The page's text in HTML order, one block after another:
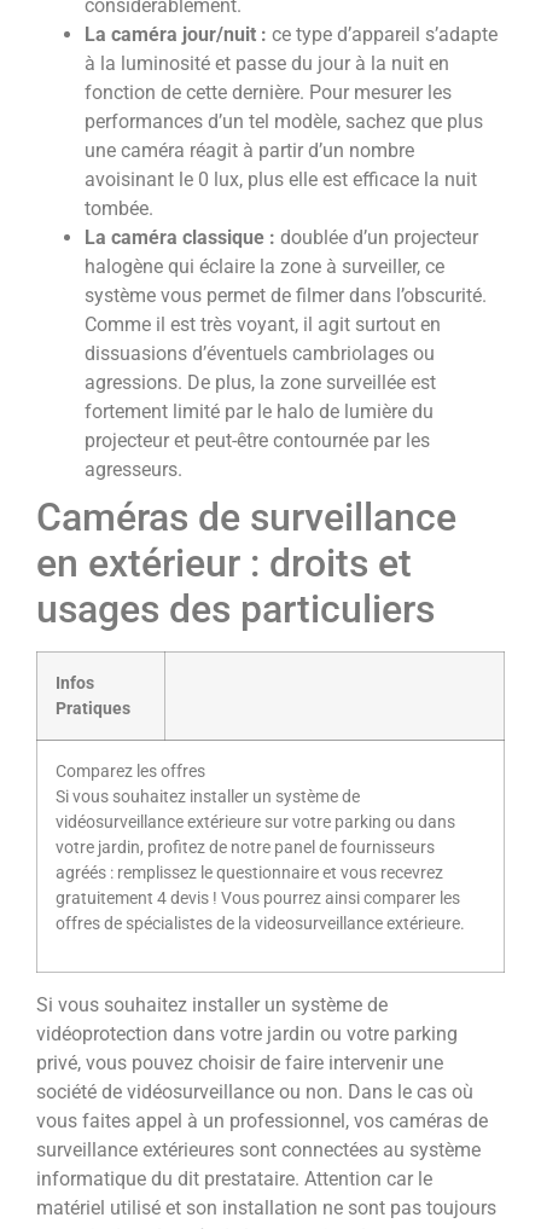
considérablement.
La caméra jour/nuit : ce type d’appareil s’adapte
à la luminosité et passe du jour à la nuit en
fonction de cette dernière. Pour mesurer les
performances d’un tel modèle, sachez que plus
une caméra réagit à partir d’un nombre
avoisinant le 0 lux, plus elle est efficace la nuit
tombée.
La caméra classique : doublée d’un projecteur
halogène qui éclaire la zone à surveiller, ce
système vous permet de filmer dans l’obscurité.
Comme il est très voyant, il agit surtout en
dissuasions d’éventuels cambriolages ou
agressions. De plus, la zone surveillée est
fortement limité par le halo de lumière du
projecteur et peut-être contournée par les
agresseurs.
Caméras de surveillance
en extérieur : droits et
usages des particuliers
Infos
Pratiques
Comparez les offres
Si vous souhaitez installer un système de
vidéosurveillance extérieure sur votre parking ou dans
votre jardin, profitez de notre panel de fournisseurs
agréés : remplissez le questionnaire et vous recevrez
gratuitement 4 devis ! Vous pourrez ainsi comparer les
offres de spécialistes de la videosurveillance extérieure.
Si vous souhaitez installer un système de
vidéoprotection dans votre jardin ou votre parking
privé, vous pouvez choisir de faire intervenir une
société de vidéosurveillance ou non. Dans le cas où
vous faites appel à un professionnel, vos caméras de
surveillance extérieures sont connectées au système
informatique du dit prestataire. Attention car le
matériel utilisé et son installation ne sont pas toujours